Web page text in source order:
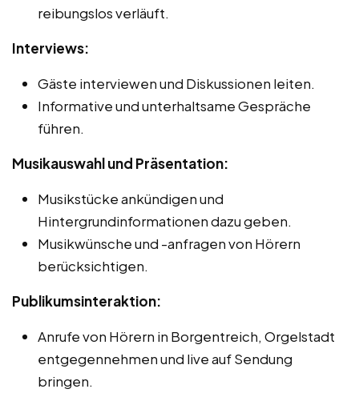
reibungslos verläuft.
Interviews:
Gäste interviewen und Diskussionen leiten.
Informative und unterhaltsame Gespräche
führen.
Musikauswahl und Präsentation:
Musikstücke ankündigen und
Hintergrundinformationen dazu geben.
Musikwünsche und -anfragen von Hörern
berücksichtigen.
Publikumsinteraktion:
Anrufe von Hörern in Borgentreich, Orgelstadt
entgegennehmen und live auf Sendung
bringen.